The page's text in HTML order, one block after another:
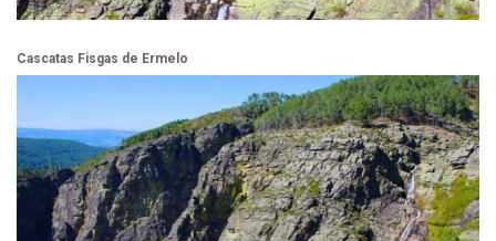
Cascatas Fisgas de Ermelo